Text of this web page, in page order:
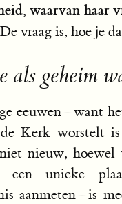
waarvan haar
De vraag is, hoe je
als geheim
eeuwen—want
de Kerk worstelt
nieuw, hoewel
een unieke
aanmeten—is